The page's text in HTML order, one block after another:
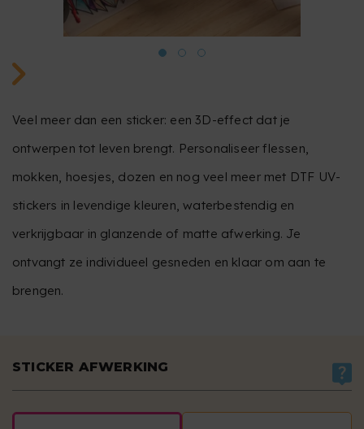
Veel meer dan een sticker: een 3D-effect dat je
ontwerpen tot leven brengt. Personaliseer flessen,
mokken, hoesjes, dozen en nog veel meer met DTF UV-
stickers in levendige kleuren, waterbestendig en
verkrijgbaar in glanzende of matte afwerking. Je
ontvangt ze individueel gesneden en klaar om aan te
brengen.
STICKER AFWERKING